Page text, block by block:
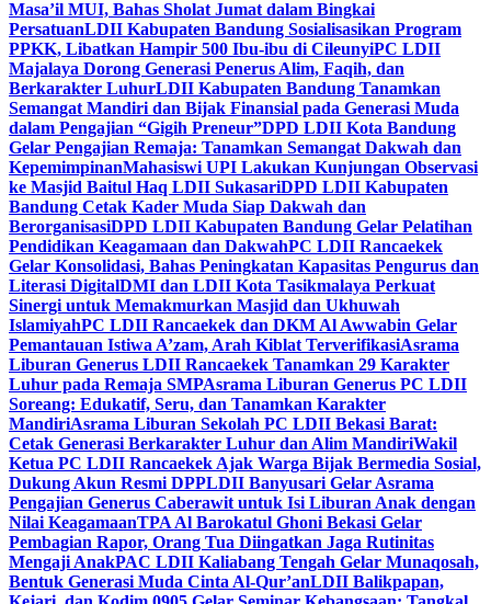
Masa’il MUI, Bahas Sholat Jumat dalam Bingkai
PersatuanLDII Kabupaten Bandung Sosialisasikan Program
PPKK, Libatkan Hampir 500 Ibu-ibu di CileunyiPC LDII
Majalaya Dorong Generasi Penerus Alim, Faqih, dan
Berkarakter LuhurLDII Kabupaten Bandung Tanamkan
Semangat Mandiri dan Bijak Finansial pada Generasi Muda
dalam Pengajian “Gigih Preneur”DPD LDII Kota Bandung
Gelar Pengajian Remaja: Tanamkan Semangat Dakwah dan
KepemimpinanMahasiswi UPI Lakukan Kunjungan Observasi
ke Masjid Baitul Haq LDII SukasariDPD LDII Kabupaten
Bandung Cetak Kader Muda Siap Dakwah dan
BerorganisasiDPD LDII Kabupaten Bandung Gelar Pelatihan
Pendidikan Keagamaan dan DakwahPC LDII Rancaekek
Gelar Konsolidasi, Bahas Peningkatan Kapasitas Pengurus dan
Literasi DigitalDMI dan LDII Kota Tasikmalaya Perkuat
Sinergi untuk Memakmurkan Masjid dan Ukhuwah
IslamiyahPC LDII Rancaekek dan DKM Al Awwabin Gelar
Pemantauan Istiwa A’zam, Arah Kiblat TerverifikasiAsrama
Liburan Generus LDII Rancaekek Tanamkan 29 Karakter
Luhur pada Remaja SMPAsrama Liburan Generus PC LDII
Soreang: Edukatif, Seru, dan Tanamkan Karakter
MandiriAsrama Liburan Sekolah PC LDII Bekasi Barat:
Cetak Generasi Berkarakter Luhur dan Alim MandiriWakil
Ketua PC LDII Rancaekek Ajak Warga Bijak Bermedia Sosial,
Dukung Akun Resmi DPPLDII Banyusari Gelar Asrama
Pengajian Generus Caberawit untuk Isi Liburan Anak dengan
Nilai KeagamaanTPA Al Barokatul Ghoni Bekasi Gelar
Pembagian Rapor, Orang Tua Diingatkan Jaga Rutinitas
Mengaji AnakPAC LDII Kaliabang Tengah Gelar Munaqosah,
Bentuk Generasi Muda Cinta Al-Qur’anLDII Balikpapan,